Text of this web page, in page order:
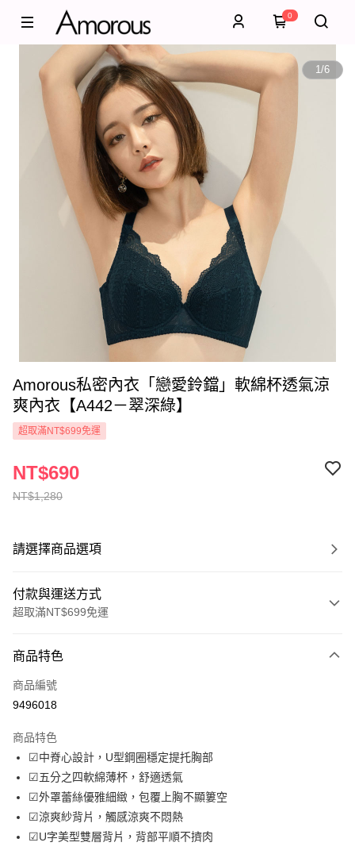
0
1/6
Amorous私密內衣「戀愛鈴鐺」軟綿杯透氣涼
爽內衣【A442－翠深綠】
超取滿NT$699免運
NT$1,280
NT$690
請選擇商品選項
付款與運送方式
超取滿NT$699免運
信用卡一次付款
超商取貨付款
Apple Pay
街口支付
ATM付款
商品特色
商品編號
9496018
商品特色
☑中脊心設計，U型鋼圈穩定提托胸部
☑五分之四軟綿薄杯，舒適透氣
☑外罩蕾絲優雅細緻，包覆上胸不顯簍空
☑涼爽紗背片，觸感涼爽不悶熱
☑U字美型雙層背片，背部平順不擠肉